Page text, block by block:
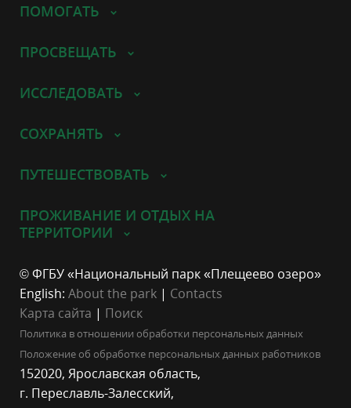
ПОМОГАТЬ
ПРОСВЕЩАТЬ
ИССЛЕДОВАТЬ
СОХРАНЯТЬ
ПУТЕШЕСТВОВАТЬ
ПРОЖИВАНИЕ И ОТДЫХ НА
ТЕРРИТОРИИ
© ФГБУ «Национальный парк «Плещеево озеро»
English: About the park | Contacts
Карта сайта | Поиск
Политика в отношении обработки персональных данных
Положение об обработке персональных данных работников
152020, Ярославская область,
г. Переславль-Залесский,